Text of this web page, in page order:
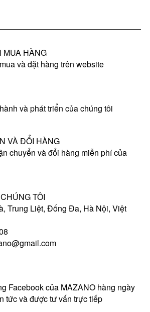
MUA HÀNG
và đặt hàng trên website
và phát triển của chúng tôi
VÀ ĐỔI HÀNG
chuyển và đổi hàng miễn phí của
TÔI
Trung Liệt, Đống Đa, Hà Nội, Việt
Facebook của MAZANO hàng ngày
tức và được tư vấn trực tiếp